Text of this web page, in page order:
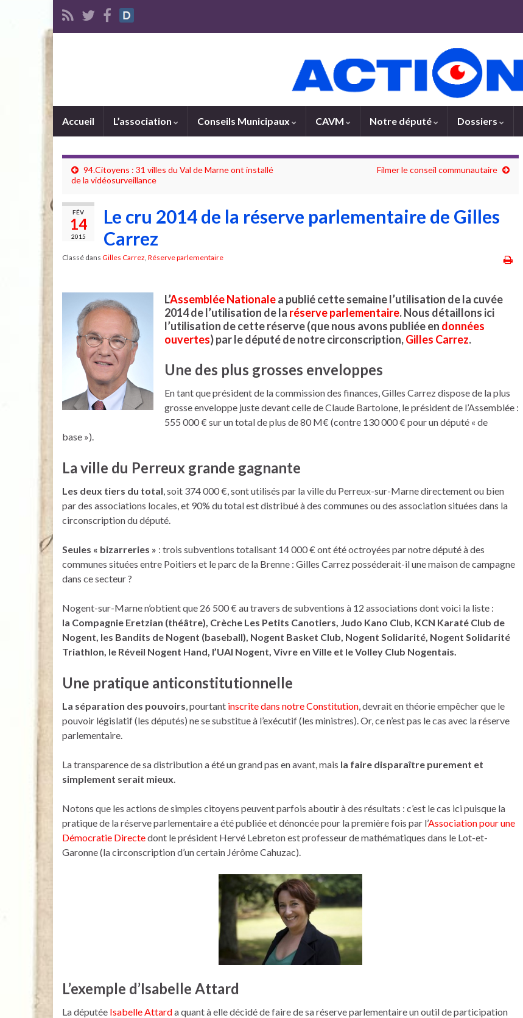
Accueil L’association Conseils Municipaux CAVM Notre député Dossiers
94.Citoyens : 31 villes du Val de Marne ont installé
de la vidéosurveillance
Filmer le conseil communautaire
FÉV
14
2015
Le cru 2014 de la réserve parlementaire de Gilles
Carrez
Classé dans Gilles Carrez, Réserve parlementaire
L’Assemblée Nationalea publié cette semaine l’utilisation de la cuvée
2014 de l’utilisation de la réserve parlementaire. Nous détaillons ici
l’utilisation de cette réserve (que nous avons publiée en données
ouvertes) par le député de notre circonscription,Gilles Carrez.
Une des plus grosses enveloppes
En tant que président de la commission des finances, Gilles Carrez dispose de la plus
grosse enveloppe juste devant celle de Claude Bartolone, le président de l’Assemblée :
555 000 € sur un total de plus de 80 M€ (contre 130 000 € pour un député « de
base »).
La ville du Perreux grande gagnante
Les deux tiers du total, soit 374 000 €, sont utilisés par la ville du Perreux-sur-Marne directement ou bien
par des associations locales, et 90% du total est distribué à des communes ou des association situées dans la
circonscription du député.
Seules « bizarreries » : trois subventions totalisant 14 000 € ont été octroyées par notre député à des
communes situées entre Poitiers et le parc de la Brenne : Gilles Carrez posséderait-il une maison de campagne
dans ce secteur ?
Nogent-sur-Marne n’obtient que 26 500 € au travers de subventions à 12 associations dont voici la liste :
la Compagnie Eretzian (théâtre), Crèche Les Petits Canotiers, Judo Kano Club, KCN Karaté Club de
Nogent, les Bandits de Nogent (baseball), Nogent Basket Club, Nogent Solidarité, Nogent Solidarité
Triathlon, le Réveil Nogent Hand, l’UAI Nogent, Vivre en Ville et le Volley Club Nogentais.
Une pratique anticonstitutionnelle
La séparation des pouvoirs, pourtant inscrite dans notre Constitution, devrait en théorie empêcher que le
pouvoir législatif (les députés) ne se substitue à l’exécutif (les ministres). Or, ce n’est pas le cas avec la réserve
parlementaire.
La transparence de sa distribution a été un grand pas en avant, mais la faire disparaître purement et
simplement serait mieux.
Notons que les actions de simples citoyens peuvent parfois aboutir à des résultats : c’est le cas ici puisque la
pratique de la réserve parlementaire a été publiée et dénoncée pour la première fois par l’Association pour une
Démocratie Directedont le président Hervé Lebreton est professeur de mathématiques dans le Lot-et-
Garonne (la circonscription d’un certain Jérôme Cahuzac).
L’exemple d’Isabelle Attard
La députée Isabelle Attarda quant à elle décidé de faire de sa réserve parlementaire un outil de participation